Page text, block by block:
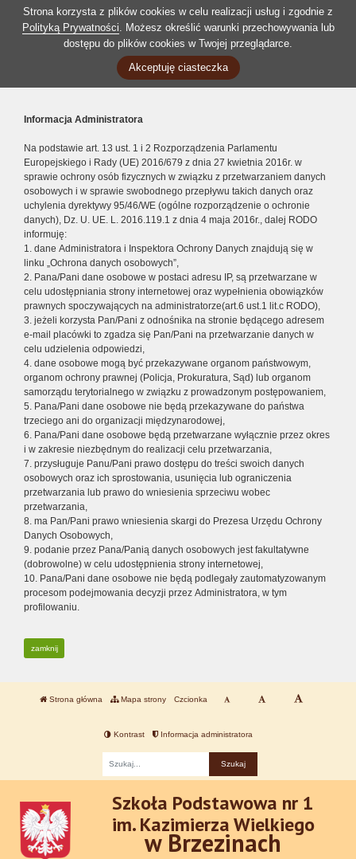
Strona korzysta z plików cookies w celu realizacji usług i zgodnie z
Polityką Prywatności. Możesz określić warunki przechowywania lub
dostępu do plików cookies w Twojej przeglądarce.
Akceptuję ciasteczka
Informacja Administratora
Na podstawie art. 13 ust. 1 i 2 Rozporządzenia Parlamentu
Europejskiego i Rady (UE) 2016/679 z dnia 27 kwietnia 2016r. w
sprawie ochrony osób fizycznych w związku z przetwarzaniem danych
osobowych i w sprawie swobodnego przepływu takich danych oraz
uchylenia dyrektywy 95/46/WE (ogólne rozporządzenie o ochronie
danych), Dz. U. UE. L. 2016.119.1 z dnia 4 maja 2016r., dalej RODO
informuję:
1. dane Administratora i Inspektora Ochrony Danych znajdują się w
linku „Ochrona danych osobowych”,
2. Pana/Pani dane osobowe w postaci adresu IP, są przetwarzane w
celu udostępniania strony internetowej oraz wypełnienia obowiązków
prawnych spoczywających na administratorze(art.6 ust.1 lit.c RODO),
3. jeżeli korzysta Pan/Pani z odnośnika na stronie będącego adresem
e-mail placówki to zgadza się Pan/Pani na przetwarzanie danych w
celu udzielenia odpowiedzi,
4. dane osobowe mogą być przekazywane organom państwowym,
organom ochrony prawnej (Policja, Prokuratura, Sąd) lub organom
samorządu terytorialnego w związku z prowadzonym postępowaniem,
5. Pana/Pani dane osobowe nie będą przekazywane do państwa
trzeciego ani do organizacji międzynarodowej,
6. Pana/Pani dane osobowe będą przetwarzane wyłącznie przez okres
i w zakresie niezbędnym do realizacji celu przetwarzania,
7. przysługuje Panu/Pani prawo dostępu do treści swoich danych
osobowych oraz ich sprostowania, usunięcia lub ograniczenia
przetwarzania lub prawo do wniesienia sprzeciwu wobec
przetwarzania,
8. ma Pan/Pani prawo wniesienia skargi do Prezesa Urzędu Ochrony
Danych Osobowych,
9. podanie przez Pana/Panią danych osobowych jest fakultatywne
(dobrowolne) w celu udostępnienia strony internetowej,
10. Pana/Pani dane osobowe nie będą podlegały zautomatyzowanym
procesom podejmowania decyzji przez Administratora, w tym
profilowaniu.
zamknij
Strona główna Mapa strony Czcionka
Kontrast Informacja administratora
Szkoła Podstawowa nr 1
im. Kazimierza Wielkiego
w Brzezinach